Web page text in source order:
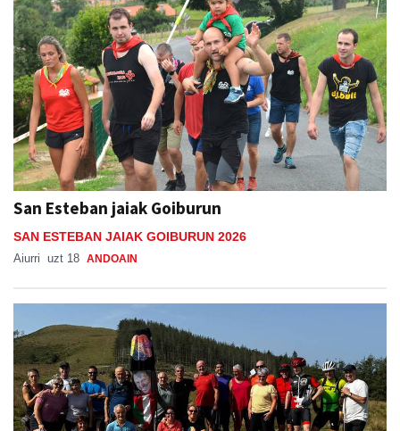
San Esteban jaiak Goiburun
SAN ESTEBAN JAIAK GOIBURUN 2026
Aiurri uzt 18 ANDOAIN